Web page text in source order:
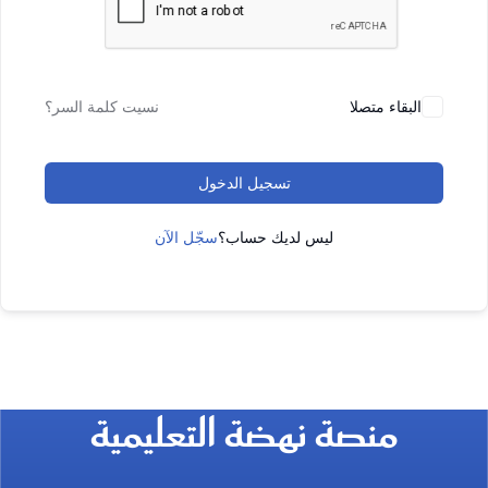
البقاء متصلا نسيت كلمة السر؟
تسجيل الدخول
ليس لديك حساب؟سجّل الآن
منصة نهضة التعليمية